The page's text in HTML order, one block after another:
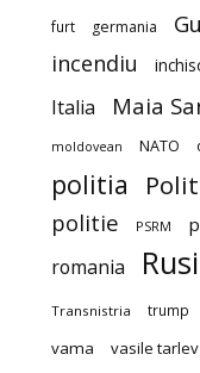
furt germania
incendiu
Italia Maia
moldovean NATO
politia
politie PSRM
romania
Transnistria trump
vama vasile tarlev